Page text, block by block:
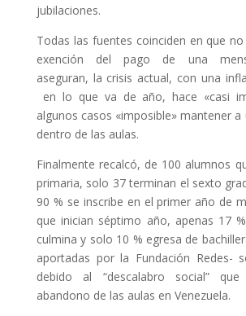
jubilaciones.
Todas las fuentes coinciden en que
exención del pago de una
aseguran, la crisis actual, con una
en lo que va de año, hace «casi
algunos casos «imposible» mantener
dentro de las aulas.
Finalmente recalcó, de 100 alumnos
primaria, solo 37 terminan el sexto
90 % se inscribe en el primer año de
que inician séptimo año, apenas 17
culmina y solo 10 % egresa de
aportadas por la Fundación Redes-
debido al “descalabro social”
abandono de las aulas en Venezuela.